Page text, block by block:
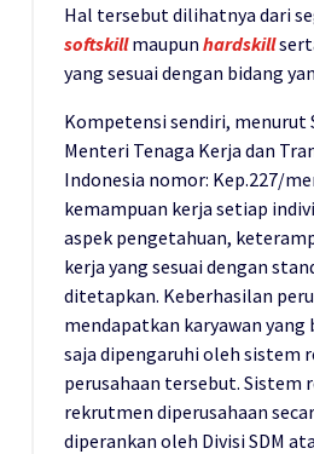
Hal tersebut dilihatnya dari
softskillmaupun hardskill
yang sesuai dengan bidang
Kompetensi sendiri, menurut
Menteri Tenaga Kerja dan
Indonesia nomor: Kep.227/
kemampuan kerja setiap
aspek pengetahuan,
kerja yang sesuai dengan
ditetapkan. Keberhasilan
mendapatkan karyawan
saja dipengaruhi oleh sistem
perusahaan tersebut. Sistem
rekrutmen diperusahaan
diperankan oleh Divisi SDM